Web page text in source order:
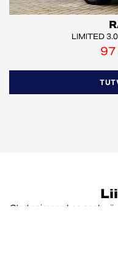
LIMITED
Oled esimene kes saab